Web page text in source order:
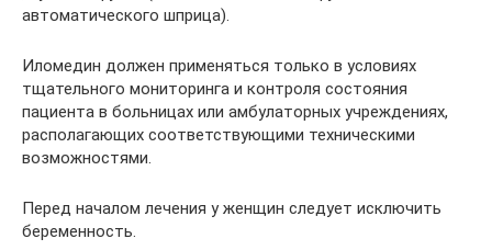
автоматического шприца).
Иломедин должен применяться только в условиях
тщательного мониторинга и контроля состояния
пациента в больницах или амбулаторных учреждениях,
располагающих соответствующими техническими
возможностями.
Перед началом лечения у женщин следует исключить
беременность.